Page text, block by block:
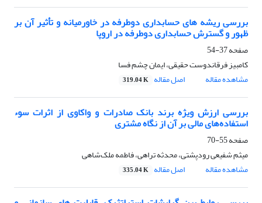
بررسی ریشه های حسابداری دوطرفه در خاورمیانه و تأثیر آن بر
ظهور و گسترش حسابداری دوطرفه در اروپا
صفحه37-54
کامبیز فرقاندوست حقیقی، ایمان چشم فسا
مشاهده مقاله
اصل مقاله 319.04 K
بررسی ارزش ویژه‌ برند بانک صادرات و واکاوی از اثرات سوء
استفاده‌های مالی بر آن از نگاه مشتری
صفحه55-70
میثم شفیعی رودپشتی، محدثه تراهی، فاطمه ملک‌شاهی
مشاهده مقاله
اصل مقاله 335.04 K